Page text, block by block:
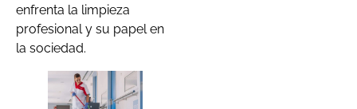
enfrenta la limpieza
profesional y su papel en
la sociedad.